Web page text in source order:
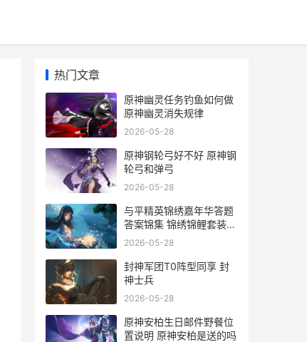
热门文章
原神幽灵任务钓鱼如何做
原神幽灵消失规律
2026-05-28
原神钢轮弓好不好 原神钢
轮弓和弹弓
2026-05-28
与平精英锦绣嘉年华答题
答案锦集 锦绣锦鲤套装和
平精英
2026-05-28
封神军团T0阵型同享 封
神士兵
2026-05-28
原神安柏生日邮件野餐位
置说明 原神安柏是送的吗